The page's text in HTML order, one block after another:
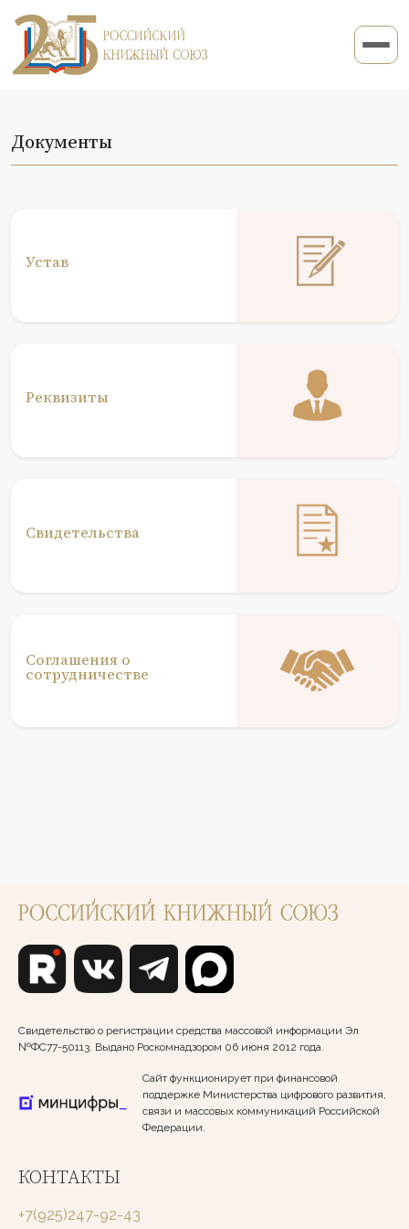
Документы
Устав
Реквизиты
Свидетельства
Соглашения о
сотрудничестве
Свидетельство о регистрации средства массовой информации Эл
№ФС77-50113. Выдано Роскомнадзором 06 июня 2012 года.
Сайт функционирует при финансовой
поддержке Министерства цифрового развития,
связи и массовых коммуникаций Российской
Федерации.
КОНТАКТЫ
+7(925)247-92-43